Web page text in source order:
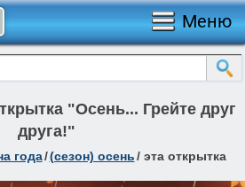
Меню
"Осень... Грейте друг
друга!"
года/(сезон) осень/ эта открытка